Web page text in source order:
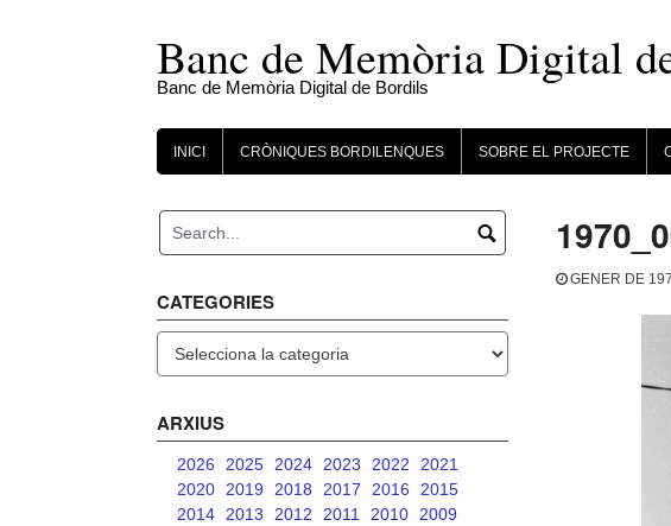
Banc de Memòria Digital
Banc de Memòria Digital de Bordils
INICI CRÒNIQUES BORDILENQUES SOBRE EL PROJECTE
GENER DE
CATEGORIES
ARXIUS
2026 2025 2024 2023 2022
2021
2020
2019 2018 2017 2016
2015
2014
2013 2012 2011 2010
2009